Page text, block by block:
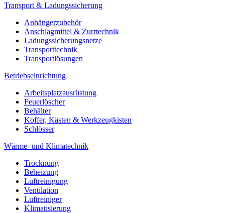
Transport & Ladungssicherung
Anhängerzubehör
Anschlagmittel & Zurrtechnik
Ladungssicherungsnetze
Transporttechnik
Transportlösungen
Betriebseinrichtung
Arbeitsplatzausrüstung
Feuerlöscher
Behälter
Koffer, Kästen & Werkzeugkisten
Schlösser
Wärme- und Klimatechnik
Trocknung
Beheizung
Luftreinigung
Ventilation
Luftreiniger
Klimatisierung